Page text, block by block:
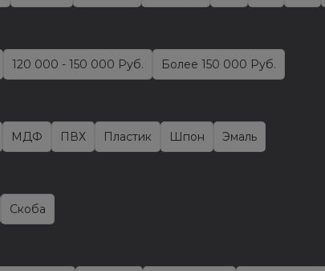
120 000 - 150 000 Руб. Более 150 000 Руб.
МДФ ПВХ Пластик Шпон Эмаль
Скоба